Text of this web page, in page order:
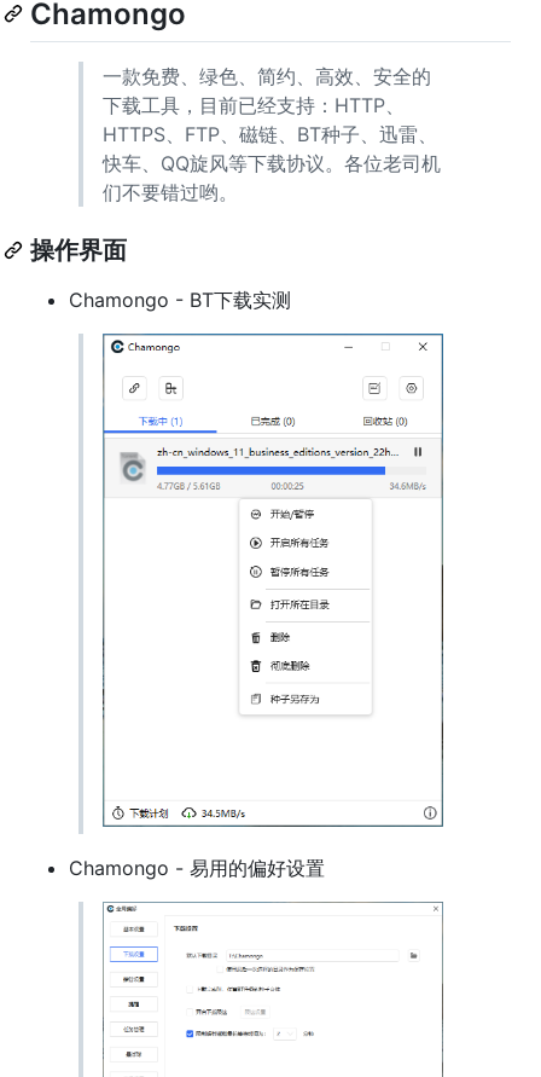
Chamongo
一款免费、绿色、简约、高效、安全的
下载工具，目前已经支持：HTTP、
HTTPS、FTP、磁链、BT种子、迅雷、
快车、QQ旋风等下载协议。各位老司机
们不要错过哟。
操作界面
Chamongo - BT下载实测
Chamongo - 易用的偏好设置